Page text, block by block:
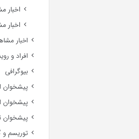
اخبار
اخبار
اخبار
افراد و
بیوگرافی
پیشخوان
پیشخوان
پیشخوان
توریسم